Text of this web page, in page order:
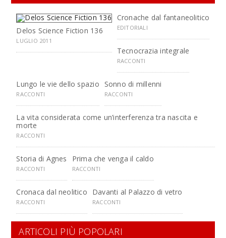
Delos Science Fiction 136
LUGLIO 2011
Cronache dal fantaneolitico
EDITORIALI
Tecnocrazia integrale
RACCONTI
Lungo le vie dello spazio
RACCONTI
Sonno di millenni
RACCONTI
La vita considerata come un’interferenza tra nascita e
morte
RACCONTI
Storia di Agnes
RACCONTI
Prima che venga il caldo
RACCONTI
Cronaca dal neolitico
RACCONTI
Davanti al Palazzo di vetro
RACCONTI
ARTICOLI PIÙ POPOLARI